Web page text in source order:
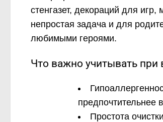
стенгазет, декораций для
непростая задача и для
любимыми героями.
Что важно учитывать
Простота